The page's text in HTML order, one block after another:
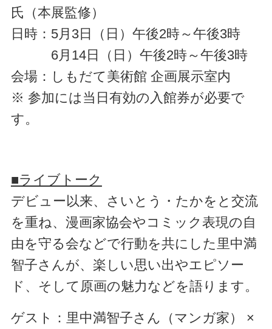
氏（本展監修）
日時：5月3日（日）午後2時～午後3時
6月14日（日）午後2時～午後3時
会場：しもだて美術館 企画展示室内
※ 参加には当日有効の入館券が必要で
す。
■ライブトーク
デビュー以来、さいとう・たかをと交流
を重ね、漫画家協会やコミック表現の自
由を守る会などで行動を共にした里中満
智子さんが、楽しい思い出やエピソー
ド、そして原画の魅力などを語ります。
ゲスト：里中満智子さん（マンガ家） ×